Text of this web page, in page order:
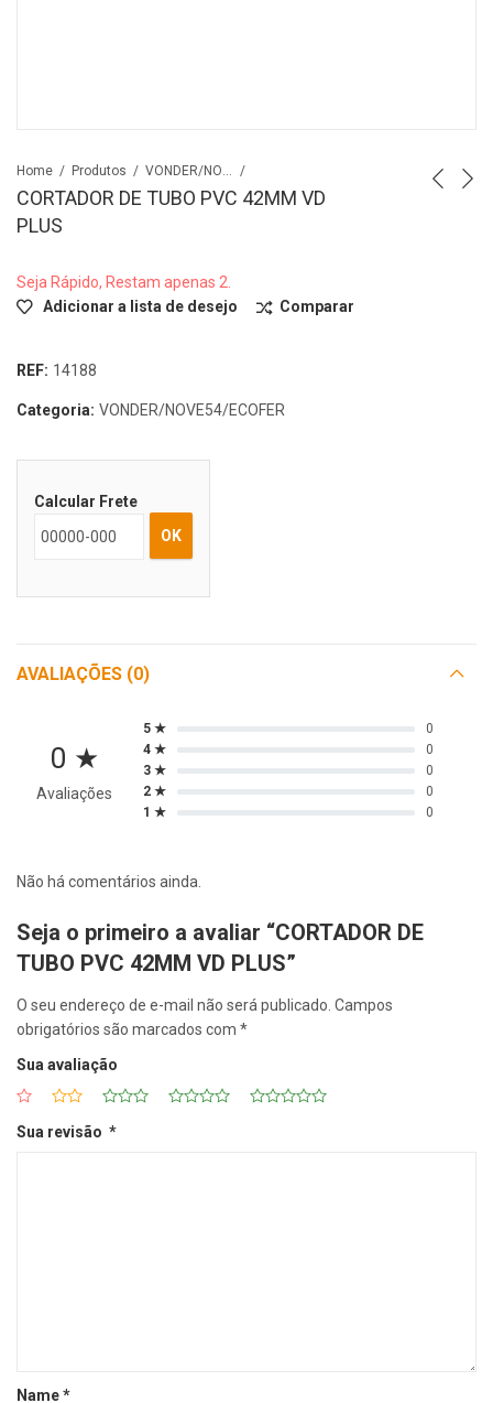
Home Produtos VONDER/NOVE54/ECOFER
CORTADOR DE TUBO PVC 42MM VD
PLUS
Seja Rápido, Restam apenas 2.
Adicionar a lista de desejo
Comparar
REF: 14188
Categoria: VONDER/NOVE54/ECOFER
Calcular Frete
OK
AVALIAÇÕES (0)
0 ★
Avaliações
5 ★
0
4 ★
0
3 ★
0
2 ★
0
1 ★
0
Não há comentários ainda.
Seja o primeiro a avaliar “CORTADOR DE
TUBO PVC 42MM VD PLUS”
O seu endereço de e-mail não será publicado. Campos
obrigatórios são marcados com *
Sua avaliação
Sua revisão *
Name*